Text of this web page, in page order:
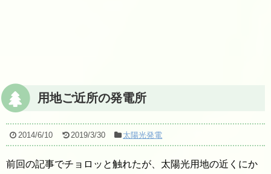
用地ご近所の発電所
2014/6/10 2019/3/30 太陽光発電
前回の記事でチョロッと触れたが、太陽光用地の近くにか